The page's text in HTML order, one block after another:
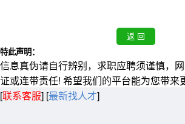
特此声明：
信息真伪请自行辨别，求职应聘须谨慎，
证或连带责任! 希望我们的平台能为您带来
[联系客服] [最新找人才]